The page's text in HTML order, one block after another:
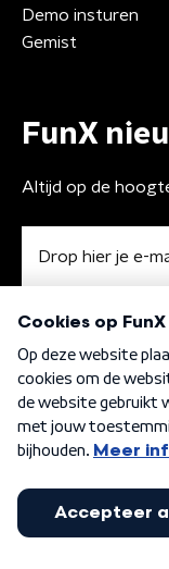
Demo insturen
Gemist
FunX
Altijd op de
Algemene